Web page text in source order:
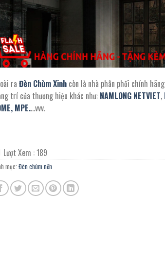
ra Đèn Chùm Xinh còn là nhà phân phối chính
trí của thương hiệu khác như: NAMLONG NETVIET,
MPE.…vvv.
Lượt Xem :189
mục: Đèn chùm nến